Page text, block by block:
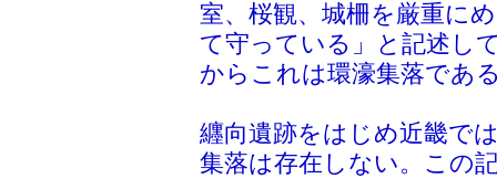
室、桜観、城柵を厳重に
て守っている」と記述し
からこれは環濠集落であ
纒向遺跡をはじめ近畿で
集落は存在しない。この